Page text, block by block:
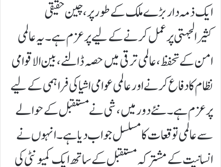
ایک ذمہ دار بڑے ملک کے طور پر، چین حقیقی
کثیرالجہتی پر عمل کرنے کے لیے پرعزم ہے۔ یہ عالمی
امن کے تحفظ، عالمی ترقی میں حصہ ڈالنے، بین الاقوامی
نظام کا دفاع کرنے اور عالمی عوامی اشیا کی فراہمی کے لیے
پرعزم ہے۔ نئے دور میں، شی نے مستقبل کے حوالے
سے عالمی توقعات کا مسلسل جواب دیا ہے۔ انہوں نے
انسانیت کے مشترکہ مستقبل کے ساتھ ایک کمیونٹی کی